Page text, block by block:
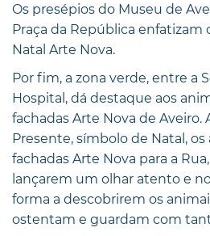
Os presépios do Museu de
Praça da República enfatizam
Natal Arte Nova.
Por fim, a zona verde, entre a
Hospital, dá destaque aos
fachadas Arte Nova de Aveiro.
Presente, símbolo de Natal,
fachadas Arte Nova para a
lançarem um olhar atento e
forma a descobrirem os
ostentam e guardam com